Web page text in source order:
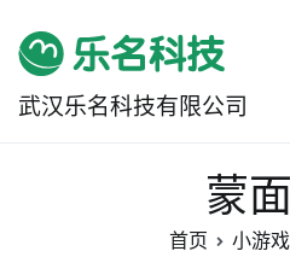
武汉乐名科技有限公司
蒙
首页 小游戏